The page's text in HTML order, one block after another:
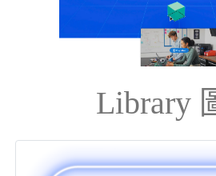
Library